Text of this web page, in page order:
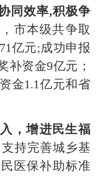
同效率,积极争
市本级共争取
亿元;成功申报
补资金9亿元；
金1.1亿元和省
，增进民生福
持完善城乡基
医保补助标准